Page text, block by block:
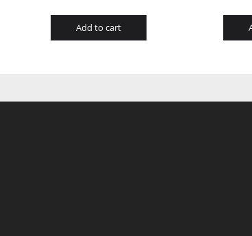
Add to cart